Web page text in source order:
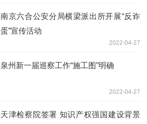
南京六合公安分局横梁派出所开展“反诈
蛋”宣传活动
2022-04-27
泉州新一届巡察工作“施工图”明确
2022-04-27
天津检察院签署 知识产权强国建设背景